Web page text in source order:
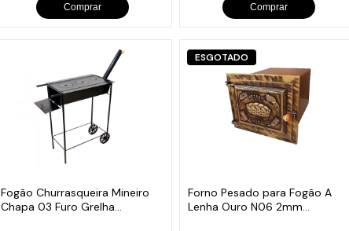
Comprar Comprar
Fogão Churrasqueira Mineiro
Chapa 03 Furo Grelha
ESGOTADO
Forno Pesado para Fogão A
Lenha Ouro N06 2mm